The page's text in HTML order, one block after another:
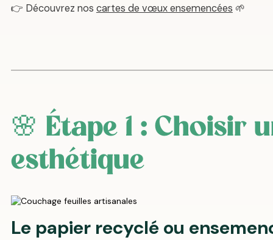
👉 Découvrez nos cartes de vœux ensemencées 🌱
🌸 Étape 1 : Choisir
esthétique
Le papier recyclé ou